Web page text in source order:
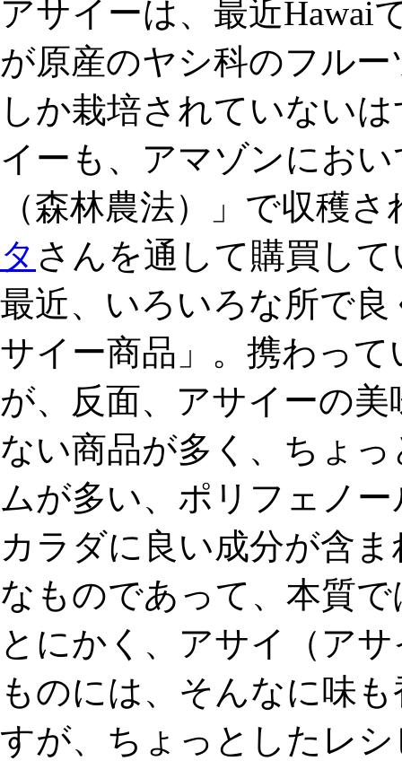
アサイーは、最近Hawai
が原産のヤシ科のフル
しか栽培されていない
イーも、アマゾンにお
（森林農法）」で収穫
タ さんを通して購買し
最近、いろいろな所で
サイー商品」。携わっ
が、反面、アサイーの
ない商品が多く、ちょ
ムが多い、ポリフェノ
カラダに良い成分が含
なものであって、本質
とにかく、アサイ（ア
ものには、そんなに味
すが、ちょっとしたレ